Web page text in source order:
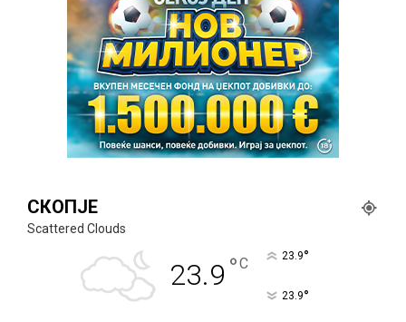
СКОПЈЕ
Scattered Clouds
23.9 °C 23.9°
23.9°